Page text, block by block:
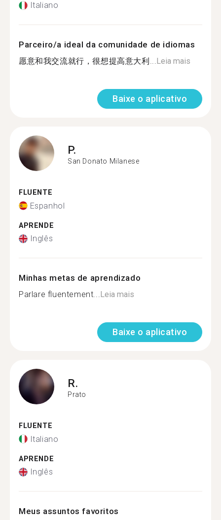
Italiano
Parceiro/a ideal da comunidade de idiomas
愿意和我交流就行，很想提高意大利...Leia mais
Baixe o aplicativo
P.
San Donato Milanese
FLUENTE
Espanhol
APRENDE
Inglês
Minhas metas de aprendizado
Parlare fluentement...Leia mais
Baixe o aplicativo
R.
Prato
FLUENTE
Italiano
APRENDE
Inglês
Meus assuntos favoritos